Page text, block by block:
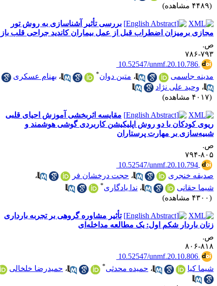
بررسی تأثیر آشناسازی به روش تور
برمیزان اضطراب قبل از عمل بیماران کاندید جراحی قلب باز
۷۸۶
‎ 10.52547/unmf.20.10.786
جاسمی
،متین دوان * ،بهنام عسکری
،وحید علی نژاد
مقایسه اثربخشی آموزش احیای قلبی
کودکان با دو روش اپلیکیشن کاربردی گوشی هوشمند و
بر مهارت پرستاران
۷۹۴
‎ 10.52547/unmf.20.10.794
خنجری
،حجت درخشان فر
،
حقانی
،ندا یادگاری
تأثیر مشاوره گروهی بر تجربه بارداری
باردار شکم اول: یک مطالعه مداخله‌ای
۸۰۶
‎ 10.52547/unmf.20.10.806
کیا
،حمیده محدثی ،حمیدرضا خلخالی